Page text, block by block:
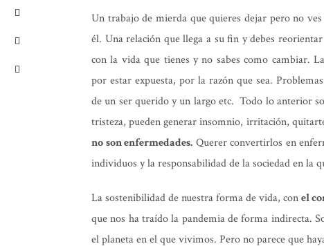
Un trabajo de mierda que quieres dejar pero no
él. Una relación que llega a su fin y debes
con la vida que tienes y no sabes como cambiar.
por estar expuesta, por la razón que sea.
de un ser querido y un largo etc. Todo lo anterior
tristeza, pueden generar insomnio, irritación,
no son enfermedades. Querer convertirlos en
individuos y la responsabilidad de la sociedad en la
La sostenibilidad de nuestra forma de vida, conel
que nos ha traído la pandemia de forma indirecta.
el planeta en el que vivimos. Pero no parece que